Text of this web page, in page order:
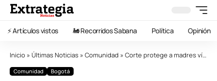
⚡️ Artículos vistos 🚂 Recorridos Sabana Política Opinión
Inicio » Últimas Noticias » Comunidad » Corte protege a madres víctimas del conflicto tras desalojo de su fuente de ingresos
Comunidad Bogotá